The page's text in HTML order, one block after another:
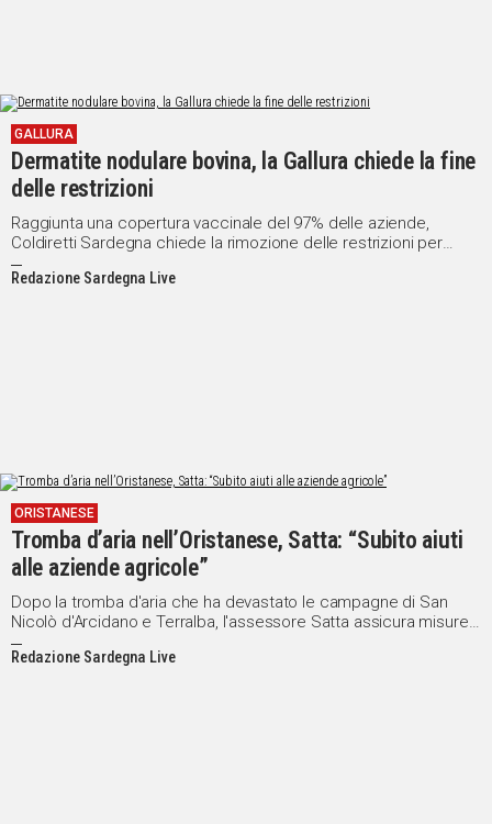
GALLURA
Dermatite nodulare bovina, la Gallura chiede la fine
delle restrizioni
Raggiunta una copertura vaccinale del 97% delle aziende,
Coldiretti Sardegna chiede la rimozione delle restrizioni per
favorire la ripresa economica
Redazione Sardegna Live
ORISTANESE
Tromba d’aria nell’Oristanese, Satta: “Subito aiuti
alle aziende agricole”
Dopo la tromba d'aria che ha devastato le campagne di San
Nicolò d'Arcidano e Terralba, l'assessore Satta assicura misure
di supporto
Redazione Sardegna Live